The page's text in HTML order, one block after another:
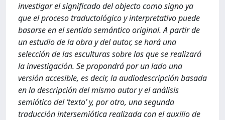
investigar el significado del objecto como signo ya
que el proceso traductológico y interpretativo puede
basarse en el sentido semántico original. A partir de
un estudio de la obra y del autor, se hará una
selección de las esculturas sobre las que se realizará
la investigación. Se propondrá por un lado una
versión accesible, es decir, la audiodescripción basada
en la descripción del mismo autor y el análisis
semiótico del ‘texto’ y, por otro, una segunda
traducción intersemiótica realizada con el auxilio de